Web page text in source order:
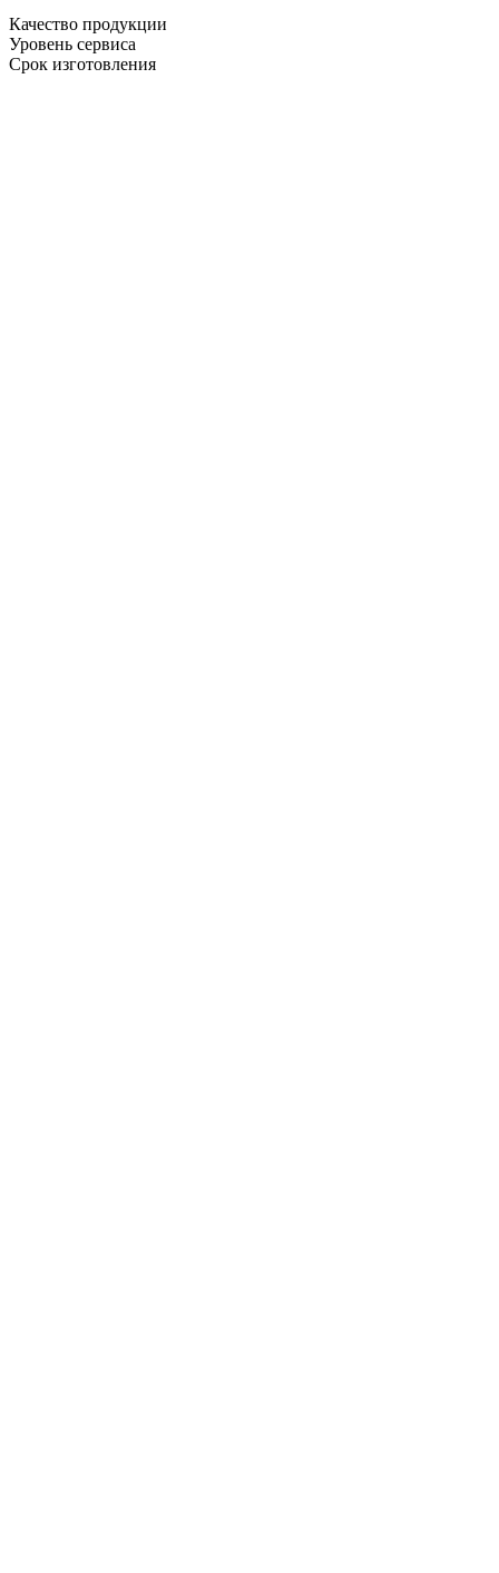
Качество продукции
Уровень сервиса
Срок изготовления